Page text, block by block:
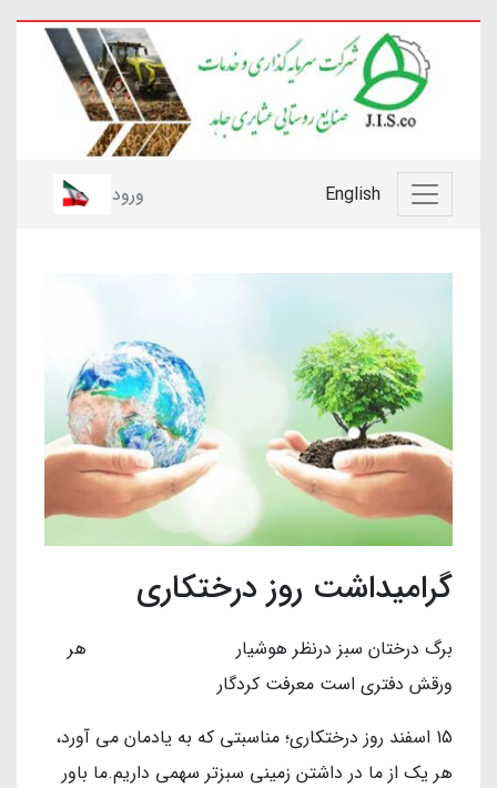
English ورود
گرامیداشت روز درختکاری
برگ درختان سبز درنظر هوشيار هر
ورقش دفتري است معرفت كردگار
15 اسفند روز درختکاری؛ مناسبتی که به یادمان می آورد،
هر یک از ما در داشتن زمینی سبزتر سهمی داریم.ما باور